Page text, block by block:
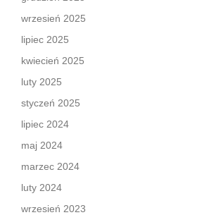
wrzesień 2025
lipiec 2025
kwiecień 2025
luty 2025
styczeń 2025
lipiec 2024
maj 2024
marzec 2024
luty 2024
wrzesień 2023